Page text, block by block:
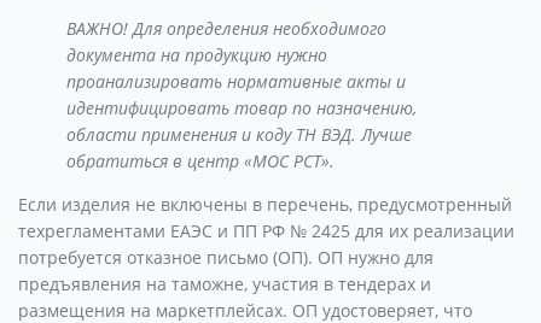
ВАЖНО! Для определения необходимого
документа на продукцию нужно
проанализировать нормативные акты и
идентифицировать товар по назначению,
области применения и коду ТН ВЭД. Лучше
обратиться в центр «МОС РСТ».
Если изделия не включены в перечень, предусмотренный
техрегламентами ЕАЭС и ПП РФ № 2425 для их реализации
потребуется отказное письмо (ОП). ОП нужно для
предъявления на таможне, участия в тендерах и
размещения на маркетплейсах. ОП удостоверяет, что